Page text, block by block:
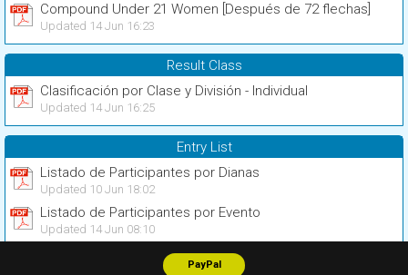
Compound Under 21 Women [Después de 72 flechas]
Updated 14 Jun 16:23
Result Class
Clasificación por Clase y División - Individual
Updated 14 Jun 16:25
Entry List
Listado de Participantes por Dianas
Updated 10 Jun 18:02
Listado de Participantes por Evento
Updated 14 Jun 08:10
PayPal